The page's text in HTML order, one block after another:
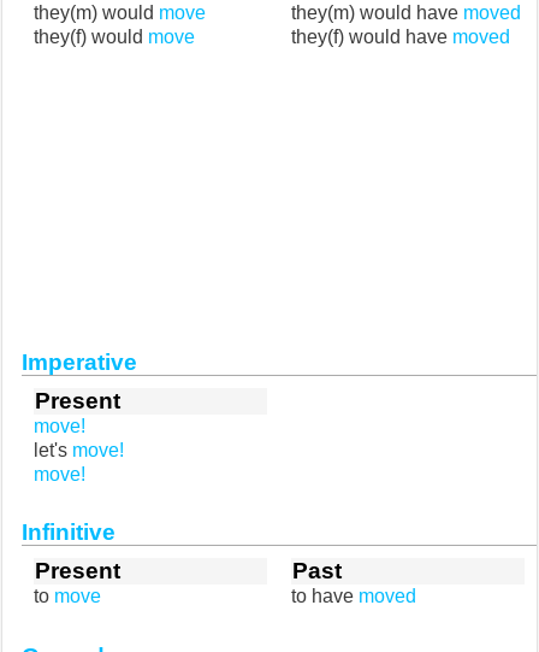
they(m) would move
they(f) would move
they(m) would have moved
they(f) would have moved
Imperative
Present
move!
let's move!
move!
Infinitive
Present
to move
Past
to have moved